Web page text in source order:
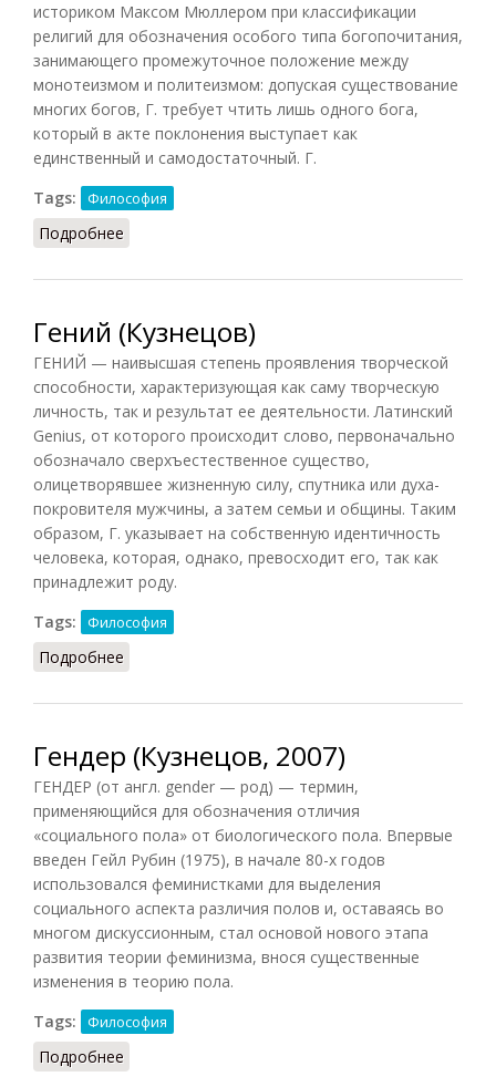
историком Максом Мюллером при классификации
религий для обозначения особого типа богопочитания,
занимающего промежуточное положение между
монотеизмом и политеизмом: допуская существование
многих богов, Г. требует чтить лишь одного бога,
который в акте поклонения выступает как
единственный и самодостаточный. Г.
Tags:
Философия
Подробнее
Гений (Кузнецов)
ГЕНИЙ — наивысшая степень проявления творческой
способности, характеризующая как саму творческую
личность, так и результат ее деятельности. Латинский
Genius, от которого происходит слово, первоначально
обозначало сверхъестественное существо,
олицетворявшее жизненную силу, спутника или духа-
покровителя мужчины, а затем семьи и общины. Таким
образом, Г. указывает на собственную идентичность
человека, которая, однако, превосходит его, так как
принадлежит роду.
Tags:
Философия
Подробнее
Гендер (Кузнецов, 2007)
ГЕНДЕР (от англ. gender — род) — термин,
применяющийся для обозначения отличия
«социального пола» от биологического пола. Впервые
введен Гейл Рубин (1975), в начале 80-х годов
использовался феминистками для выделения
социального аспекта различия полов и, оставаясь во
многом дискуссионным, стал основой нового этапа
развития теории феминизма, внося существенные
изменения в теорию пола.
Tags:
Философия
Подробнее